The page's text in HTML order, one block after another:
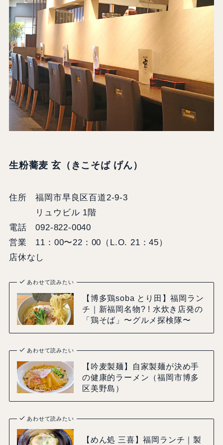
生粉蕎麦 玄（きこそば げん）
住所 福岡市早良区百道2-9-3
リュウビル 1階
電話 092-822-0040
営業 11：00〜22：00（L.O. 21：45）
店休なし
あわせて読みたい
【博多鶏soba とり田】福岡ラン
チ｜新福岡名物? ! 水炊き店発の
「鶏そば」〜グルメ探検隊〜
あわせて読みたい
【吟麦製麺】自家製麺が決め手
の健康的ラーメン（福岡市博多
区美野島）
あわせて読みたい
【めん処 三喜】福岡ランチ｜製